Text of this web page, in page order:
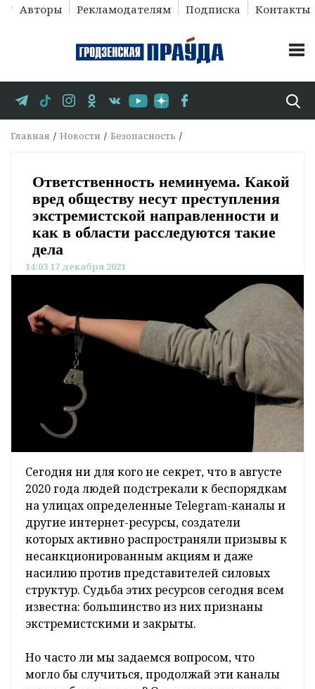
Авторы Рекламодателям Подписка Контакты
Главная Новости Безопасность
Ответственность неминуема. Какой
вред обществу несут преступления
экстремистской направленности и
как в области расследуются такие
дела
14:03 17 декабря 2021
Сегодня ни для кого не секрет, что в августе
2020 года людей подстрекали к беспорядкам
на улицах определенные Telegram-каналы и
другие интернет-ресурсы, создатели
которых активно распространяли призывы к
несанкционированным акциям и даже
насилию против представителей силовых
структур. Судьба этих ресурсов сегодня всем
известна: большинство из них признаны
экстремистскими и закрыты.
Но часто ли мы задаемся вопросом, что
могло бы случиться, продолжай эти каналы